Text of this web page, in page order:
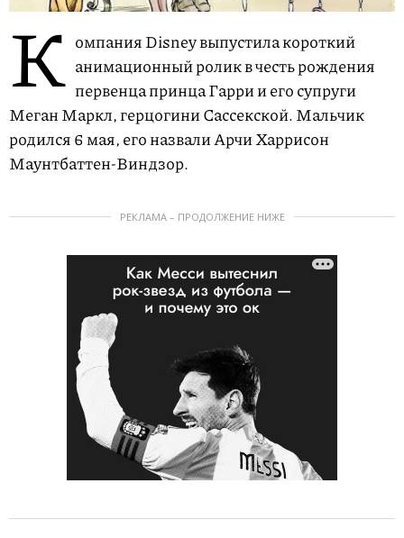
К омпания Disney выпустила короткий
анимационный ролик в честь рождения
первенца принца Гарри и его супруги
Меган Маркл, герцогини Сассекской. Мальчик
родился 6 мая, его назвали Арчи Харрисон
Маунтбаттен-Виндзор.
РЕКЛАМА – ПРОДОЛЖЕНИЕ НИЖЕ